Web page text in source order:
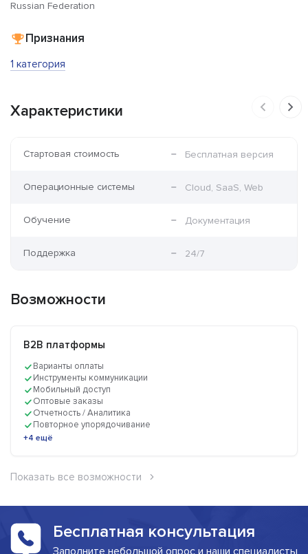
Russian Federation
Признания
1 категория
Характеристики
Стартовая стоимость Бесплатная версия
Операционные системы Cloud, SaaS, Web
Обучение Документация
Поддержка 24/7
Возможности
B2B платформы
Варианты оплаты
Инструменты коммуникации
Мобильный доступ
Оптовые заказы
Отчетность / Аналитика
Повторное упорядочивание
+4 ещё
Показать все возможности
Бесплатная консультация